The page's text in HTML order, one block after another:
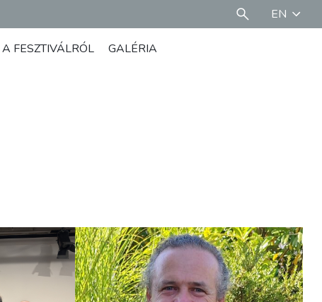
EN
A FESZTIVÁLRÓL GALÉRIA